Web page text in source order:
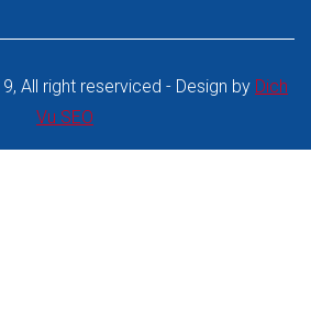
All right reserviced - Design by Dich
Vu SEO